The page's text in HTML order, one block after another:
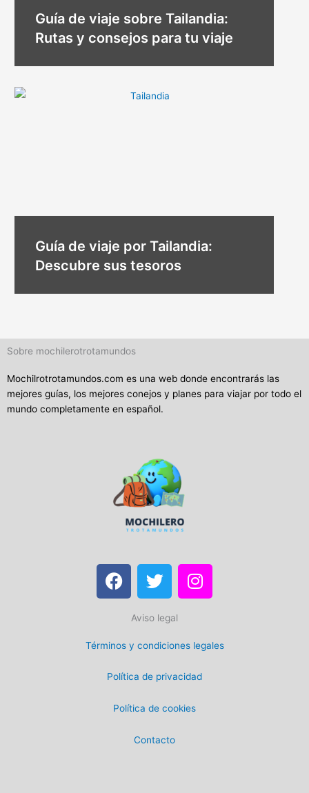
Guía de viaje sobre Tailandia:
Rutas y consejos para tu viaje
Guía de viaje por Tailandia:
Descubre sus tesoros
Sobre mochilerotrotamundos
Mochilrotrotamundos.com es una web donde encontrarás las
mejores guías, los mejores conejos y planes para viajar por todo el
mundo completamente en español.
F
a
b
o
T
w
t
t
r
I
n
a
g
r
m
Aviso legal
Términos y condiciones legales
Política de privacidad
Política de cookies
Contacto